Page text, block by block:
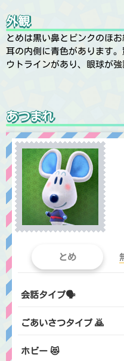
外観
とめは黒い鼻とピンクのほ
耳の内側に青色があります
ウトラインがあり、眼球が強
あつまれ
とめ
会話タイプ🗣️
ごあいさつタイプ 🙇
ホビー 😻